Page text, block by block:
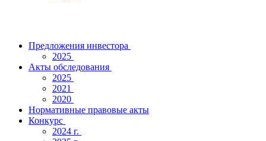
Предложения инвестора
2025
Акты обследования
2025
2021
2020
Нормативные правовые акты
Конкурс
2024 г.